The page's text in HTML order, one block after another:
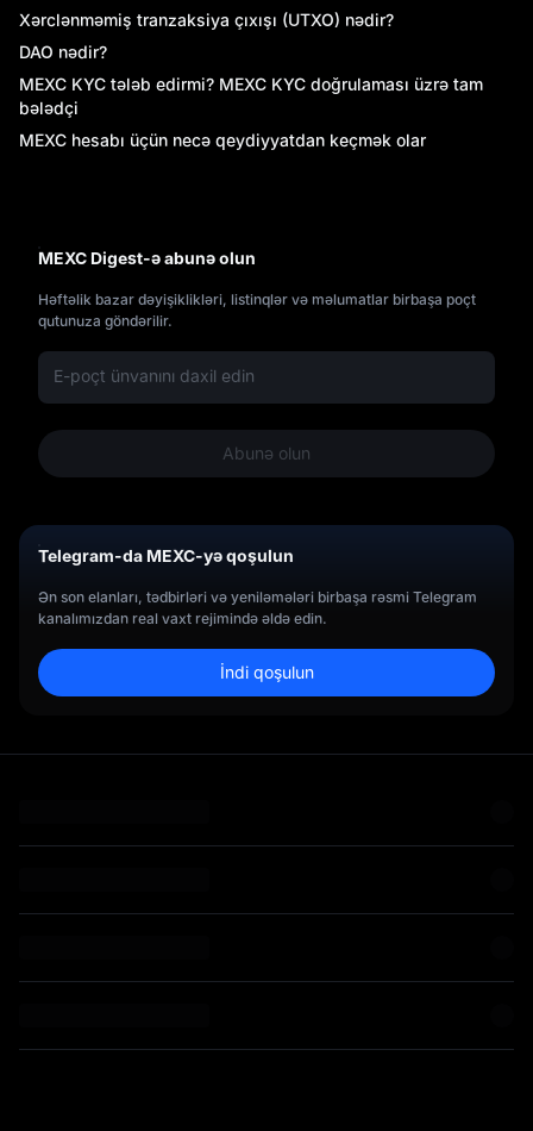
Xərclənməmiş tranzaksiya çıxışı (UTXO) nədir?
DAO nədir?
MEXC KYC tələb edirmi? MEXC KYC doğrulaması üzrə tam
bələdçi
MEXC hesabı üçün necə qeydiyyatdan keçmək olar
MEXC Digest-ə abunə olun
Həftəlik bazar dəyişiklikləri, listinqlər və məlumatlar birbaşa poçt
qutunuza göndərilir.
Abunə olun
Telegram-da MEXC-yə qoşulun
Ən son elanları, tədbirləri və yeniləmələri birbaşa rəsmi Telegram
kanalımızdan real vaxt rejimində əldə edin.
İndi qoşulun
so